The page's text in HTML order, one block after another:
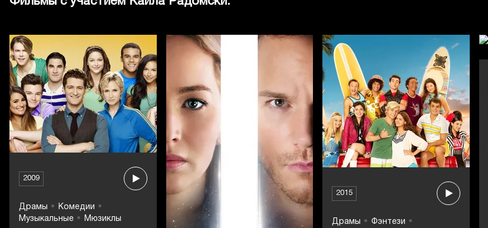
2009
Драмы
Комедии
Музыкальные
Мюзиклы
2015
Драмы
Фэнтези